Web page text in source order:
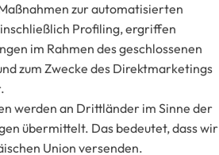
zur automatisierten
Profiling, ergriffen
im Rahmen des geschlossenen
zum Zwecke des Direktmarketings
werden an Drittländer im Sinne der
übermittelt. Das bedeutet, dass wir
Union versenden.